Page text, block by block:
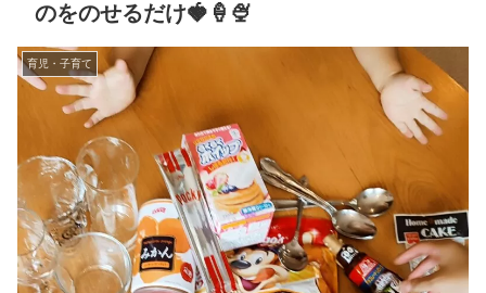
のをのせるだけ🍓🍦🍨
育児・子育て